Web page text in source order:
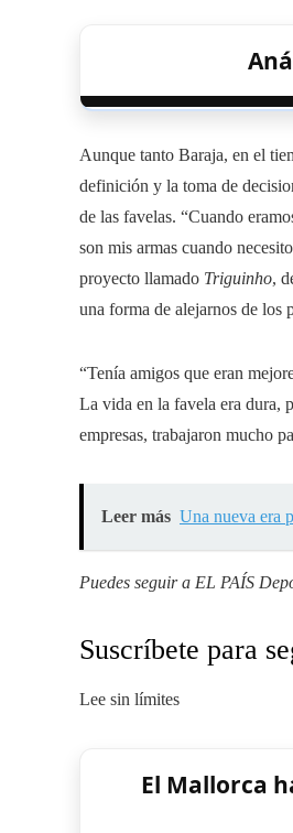
Aunque tanto Baraja, en el
definición y la toma de
de las favelas. “Cuando
son mis armas cuando
proyecto llamado Triguinho,
una forma de alejarnos de los
“Tenía amigos que eran
La vida en la favela era dura,
empresas, trabajaron mucho
Leer más Una nueva era
Puedes seguir a EL PAÍS
Suscríbete para
Lee sin límites
El Mallorca